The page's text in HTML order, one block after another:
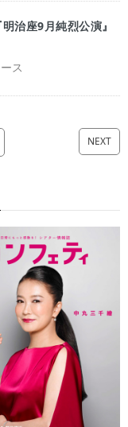
ス
治座9月純烈公演』
NEXT